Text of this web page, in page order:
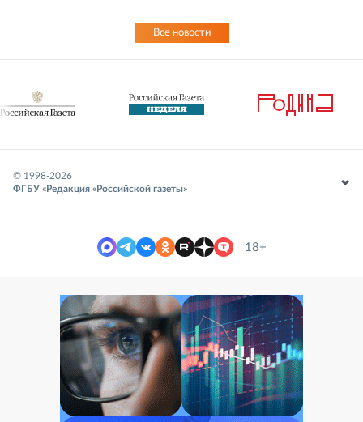
Все новости
© 1998-2026
ФГБУ «Редакция «Российской газеты»
18+